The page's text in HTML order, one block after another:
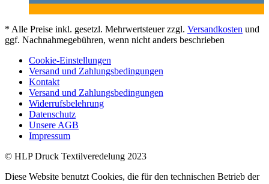
* Alle Preise inkl. gesetzl. Mehrwertsteuer zzgl. Versandkosten und
ggf. Nachnahmegebühren, wenn nicht anders beschrieben
Cookie-Einstellungen
Versand und Zahlungsbedingungen
Kontakt
Versand und Zahlungsbedingungen
Widerrufsbelehrung
Datenschutz
Unsere AGB
Impressum
© HLP Druck Textilveredelung 2023
Diese Website benutzt Cookies, die für den technischen Betrieb der